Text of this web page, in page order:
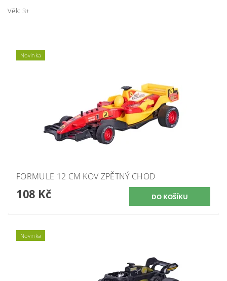
Věk: 3+
Novinka
FORMULE 12 CM KOV ZPĚTNÝ CHOD
108 Kč
Novinka